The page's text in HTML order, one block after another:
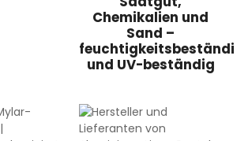
Chemikalien und
Sand –
feuchtigkeitsbeständig
und UV-beständig